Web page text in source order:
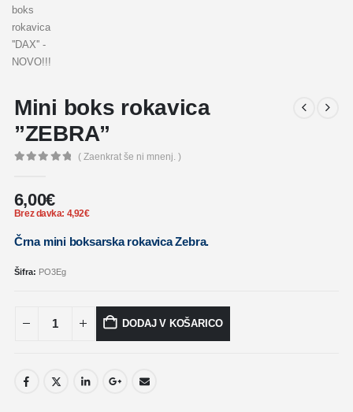
Mini boks rokavica
”ZEBRA”
( Zaenkrat še ni mnenj. )
6,00€
Brez davka: 4,92€
Črna mini boksarska rokavica Zebra.
Šifra: PO3Eg
DODAJ V KOŠARICO